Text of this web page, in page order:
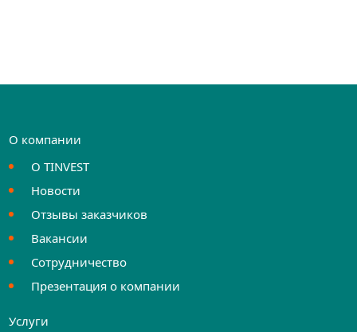
О компании
О TINVEST
Новости
Отзывы заказчиков
Вакансии
Сотрудничество
Презентация о компании
Услуги